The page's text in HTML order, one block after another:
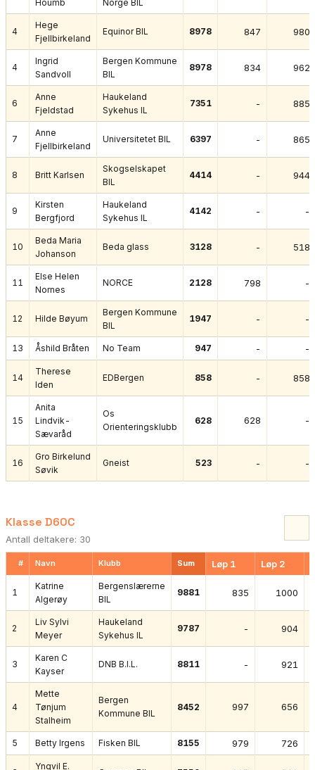
Houmb Norge BIL
4
Hege
Fjellbirkeland
Equinor BIL 8978 847 980
4
Ingrid
Sandvoll
Bergen Kommune
BIL
8978 834 962
6
Anne
Fjeldstad
Haukeland
Sykehus IL
7351 - 885
7
Anne
Fjellbirkeland
Universitetet BIL 6397 - 865
8 Britt Karlsen
Skogselskapet
BIL
4414 - 944
9
Kirsten
Bergfjord
Haukeland
Sykehus IL
4142 - -
10
Beda Maria
Johanson
Beda glass 3128 - 518
11
Else Helen
Nornes
NORCE 2128 798 -
12 Hilde Bøyum
Bergen Kommune
BIL
1947 - -
13 Åshild Bråten No Team 947 - -
14
Therese
Iden
EDBergen 858 - 858
15
Anita
Lindvik-
Sævaråd
Os
Orienteringsklubb
628 628 -
16
Gro Birkelund
Søvik
Gneist 523 - -
Klasse D60C
Antall deltakere: 30
# Navn Klubb Sum Løp 1 Løp 2
1
Katrine
Algerøy
Bergenslærerne
BIL
9881 835 1000
2
Liv Sylvi
Meyer
Haukeland
Sykehus IL
9787 - 904
3
Karen C
Kayser
DNB B.I.L. 8811 - 921
4
Mette
Tønjum
Stalheim
Bergen
Kommune BIL
8452 997 656
5 Betty Irgens Fisken BIL 8155 979 726
Yngvil E.